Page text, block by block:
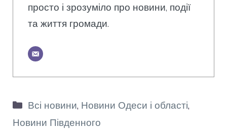
просто і зрозуміло про новини, події
та життя громади.
Категорії
Всі новини, Новини Одеси і області,
Новини Південного